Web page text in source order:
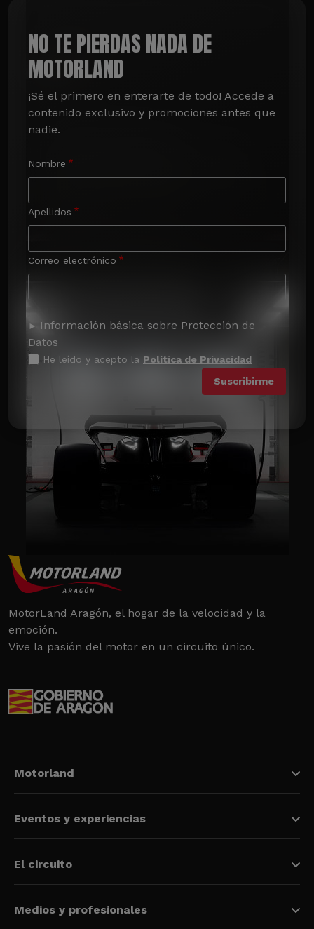
NO TE PIERDAS NADA DE
MOTORLAND
¡Sé el primero en enterarte de todo! Accede a
contenido exclusivo y promociones antes que
nadie.
Nombre
Apellidos
Correo electrónico
Información básica sobre Protección de
Datos
He leído y acepto la Política de Privacidad
MotorLand Aragón, el hogar de la velocidad y la
emoción.
Vive la pasión del motor en un circuito único.
Motorland
Eventos y experiencias
El circuito
Medios y profesionales